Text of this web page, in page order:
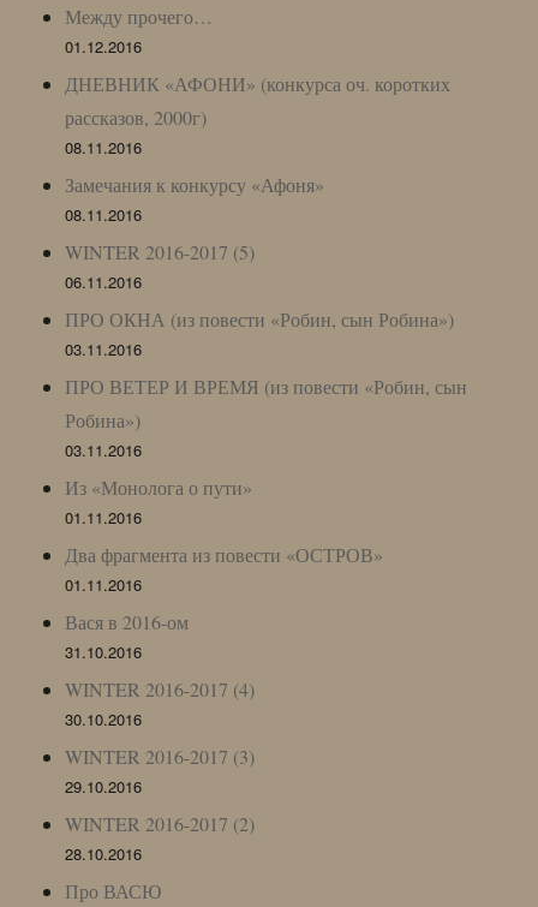
Между прочего…
01.12.2016
ДНЕВНИК «АФОНИ» (конкурса оч. коротких
рассказов, 2000г)
08.11.2016
Замечания к конкурсу «Афоня»
08.11.2016
WINTER 2016-2017 (5)
06.11.2016
ПРО ОКНА (из повести «Робин, сын Робина»)
03.11.2016
ПРО ВЕТЕР И ВРЕМЯ (из повести «Робин, сын
Робина»)
03.11.2016
Из «Монолога о пути»
01.11.2016
Два фрагмента из повести «ОСТРОВ»
01.11.2016
Вася в 2016-ом
31.10.2016
WINTER 2016-2017 (4)
30.10.2016
WINTER 2016-2017 (3)
29.10.2016
WINTER 2016-2017 (2)
28.10.2016
Про ВАСЮ